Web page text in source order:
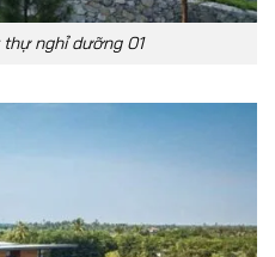
nghỉ dưỡng 01